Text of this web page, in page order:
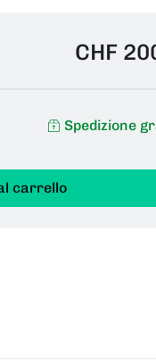
CHF
Spedizione
carrello